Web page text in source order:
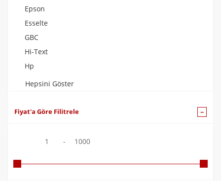
Epson
Esselte
GBC
Hi-Text
Hp
Hepsini Göster
Fiyat'a Göre Filitrele
1 - 1000